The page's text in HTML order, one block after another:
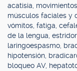
acatisia,
músculos faciales y
vómitos, fatiga,
de la lengua,
laringoespasmo,
hipotensión,
bloqueo AV,